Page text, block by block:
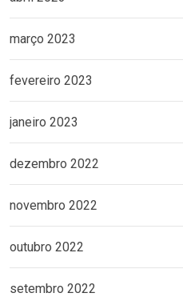
março 2023
fevereiro 2023
janeiro 2023
dezembro 2022
novembro 2022
outubro 2022
setembro 2022